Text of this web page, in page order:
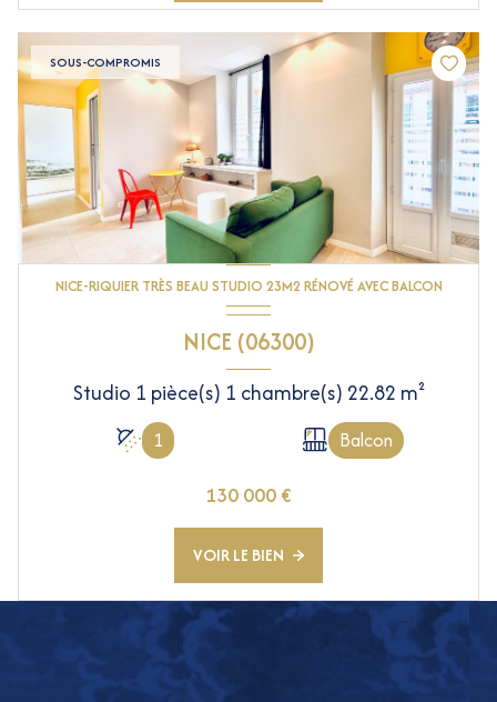
SOUS-COMPROMIS
NICE-RIQUIER TRÈS BEAU STUDIO 23M2 RÉNOVÉ AVEC BALCON
NICE (06300)
Studio 1 pièce(s) 1 chambre(s) 22.82 m²
1 Balcon
130 000 €
VOIR LE BIEN